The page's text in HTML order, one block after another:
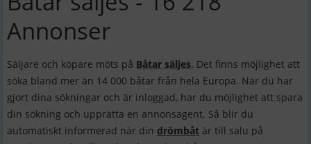
Annonser
Säljare och köpare möts på Båtar säljes. Det finns möjlighet att
söka bland mer än 14 000 båtar från hela Europa. När du har
gjort dina sökningar och är inloggad, har du möjlighet att spara
din sökning och upprätta en annonsagent. Så blir du
automatiskt informerad när din drömbåt är till salu på